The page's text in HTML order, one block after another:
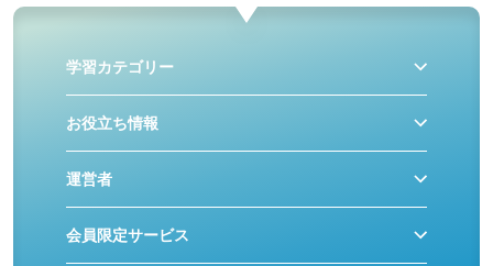
学習カテゴリー
お役立ち情報
運営者
会員限定サービス